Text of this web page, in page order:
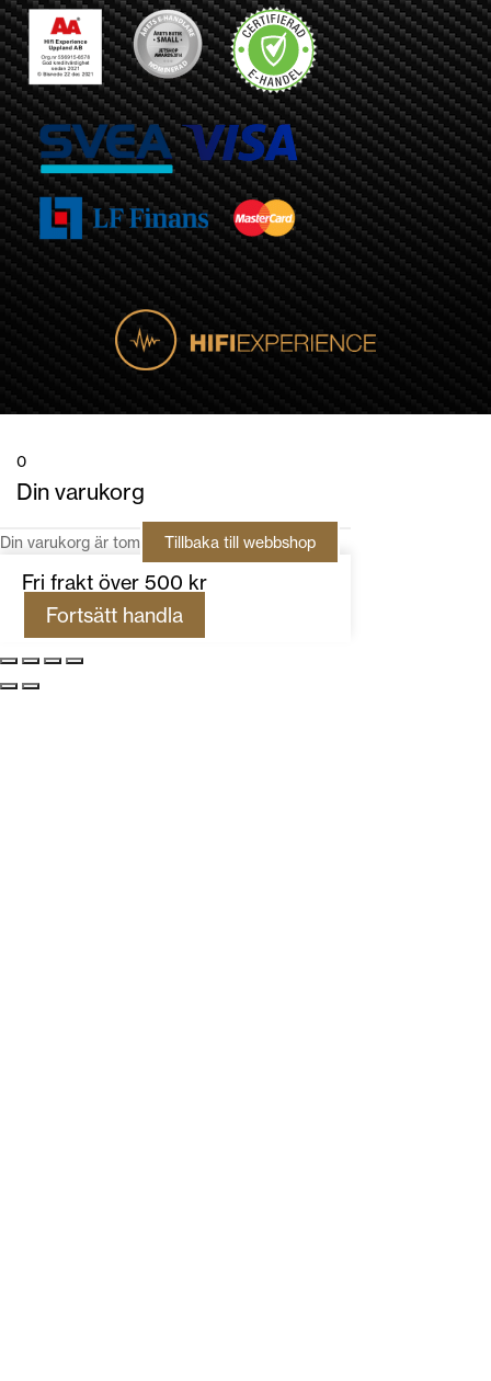
0
Din varukorg
Din varukorg är tom Tillbaka till webbshop
Fri frakt över 500 kr
Fortsätt handla